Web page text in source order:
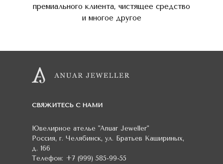
премиального клиента, чистящее средство
и многое другое
СВЯЖИТЕСЬ С НАМИ
Ювелирное ателье "Anuar Jeweller"
Россия, г. Челябинск, ул. Братьев Кашириных,
д. 166
Телефон: +7 (999) 585-99-55